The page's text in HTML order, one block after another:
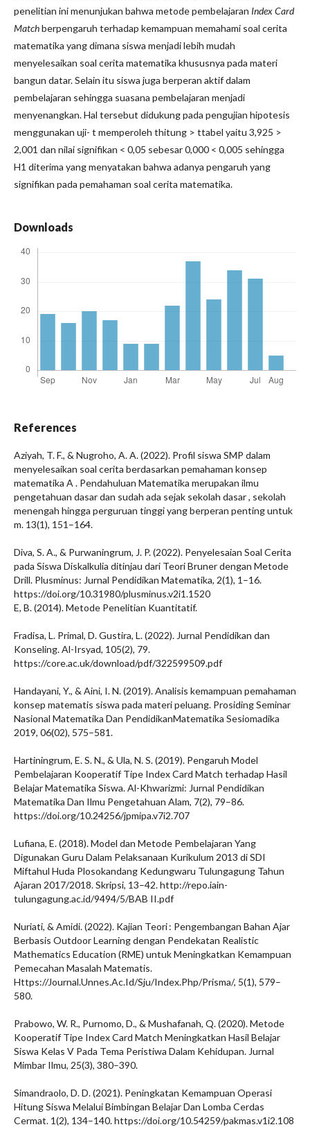
penelitian ini menunjukan bahwa metode pembelajaran Index Card
Matchberpengaruh terhadap kemampuan memahami soal cerita
matematika yang dimana siswa menjadi lebih mudah
menyelesaikan soal cerita matematika khususnya pada materi
bangun datar. Selain itu siswa juga berperan aktif dalam
pembelajaran sehingga suasana pembelajaran menjadi
menyenangkan. Hal tersebut didukung pada pengujian hipotesis
menggunakan uji- t memperoleh thitung > ttabel yaitu 3,925 >
2,001 dan nilai signifikan < 0,05 sebesar 0,000 < 0,005 sehingga
H1 diterima yang menyatakan bahwa adanya pengaruh yang
signifikan pada pemahaman soal cerita matematika.
Downloads
References
Aziyah, T. F., & Nugroho, A. A. (2022). Profil siswa SMP dalam
menyelesaikan soal cerita berdasarkan pemahaman konsep
matematika A . Pendahuluan Matematika merupakan ilmu
pengetahuan dasar dan sudah ada sejak sekolah dasar , sekolah
menengah hingga perguruan tinggi yang berperan penting untuk
m. 13(1), 151–164.
Diva, S. A., & Purwaningrum, J. P. (2022). Penyelesaian Soal Cerita
pada Siswa Diskalkulia ditinjau dari Teori Bruner dengan Metode
Drill. Plusminus: Jurnal Pendidikan Matematika, 2(1), 1–16.
https://doi.org/10.31980/plusminus.v2i1.1520
E, B. (2014). Metode Penelitian Kuantitatif.
Fradisa, L. Primal, D. Gustira, L. (2022). Jurnal Pendidikan dan
Konseling. Al-Irsyad, 105(2), 79.
https://core.ac.uk/download/pdf/322599509.pdf
Handayani, Y., & Aini, I. N. (2019). Analisis kemampuan pemahaman
konsep matematis siswa pada materi peluang. Prosiding Seminar
Nasional Matematika Dan PendidikanMatematika Sesiomadika
2019, 06(02), 575–581.
Hartiningrum, E. S. N., & Ula, N. S. (2019). Pengaruh Model
Pembelajaran Kooperatif Tipe Index Card Match terhadap Hasil
Belajar Matematika Siswa. Al-Khwarizmi: Jurnal Pendidikan
Matematika Dan Ilmu Pengetahuan Alam, 7(2), 79–86.
https://doi.org/10.24256/jpmipa.v7i2.707
Lufiana, E. (2018). Model dan Metode Pembelajaran Yang
Digunakan Guru Dalam Pelaksanaan Kurikulum 2013 di SDI
Miftahul Huda Plosokandang Kedungwaru Tulungagung Tahun
Ajaran 2017/2018. Skripsi, 13–42. http://repo.iain-
tulungagung.ac.id/9494/5/BAB II.pdf
Nuriati, & Amidi. (2022). Kajian Teori : Pengembangan Bahan Ajar
Berbasis Outdoor Learning dengan Pendekatan Realistic
Mathematics Education (RME) untuk Meningkatkan Kemampuan
Pemecahan Masalah Matematis.
Https://Journal.Unnes.Ac.Id/Sju/Index.Php/Prisma/, 5(1), 579–
580.
Prabowo, W. R., Purnomo, D., & Mushafanah, Q. (2020). Metode
Kooperatif Tipe Index Card Match Meningkatkan Hasil Belajar
Siswa Kelas V Pada Tema Peristiwa Dalam Kehidupan. Jurnal
Mimbar Ilmu, 25(3), 380–390.
Simandraolo, D. D. (2021). Peningkatan Kemampuan Operasi
Hitung Siswa Melalui Bimbingan Belajar Dan Lomba Cerdas
Cermat. 1(2), 134–140. https://doi.org/10.54259/pakmas.v1i2.108